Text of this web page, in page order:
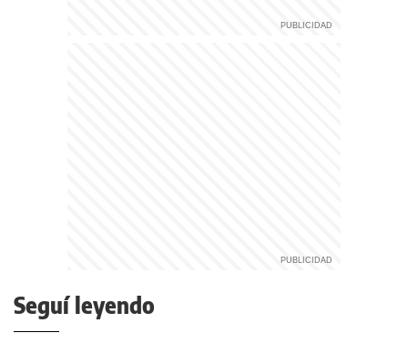
Seguí leyendo